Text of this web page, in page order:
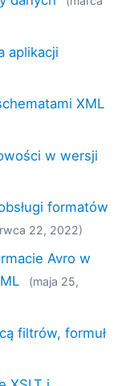
aplikacji
XML
w wersji
formatów
22, 2022)
Avro w
(maja 25,
filtrów, formuł